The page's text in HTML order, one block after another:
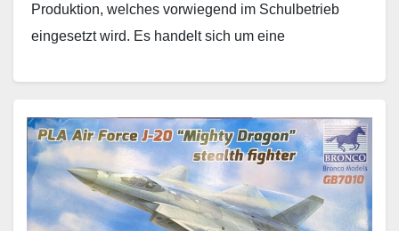
Produktion, welches vorwiegend im Schulbetrieb
eingesetzt wird. Es handelt sich um eine